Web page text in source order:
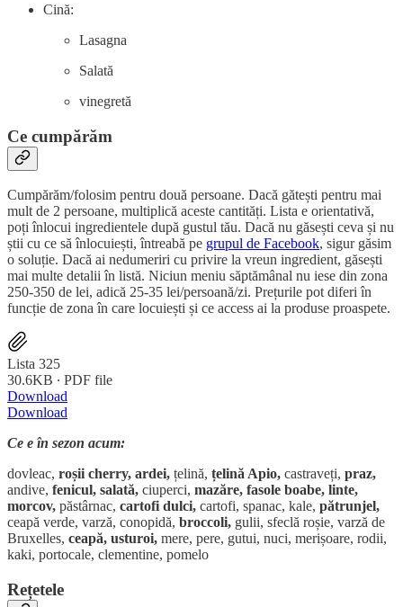
Cină:
Lasagna
Salată
vinegretă
Ce cumpărăm
Cumpărăm/folosim pentru două persoane. Dacă gătești pentru mai
mult de 2 persoane, multiplică aceste cantități. Lista e orientativă,
poți înlocui ingredientele după gustul tău. Dacă nu găsești ceva și nu
știi cu ce să înlocuiești, întreabă pe grupul de Facebook, sigur găsim
o soluție. Dacă ai nedumeriri cu privire la vreun ingredient, găsești
mai multe detalii în listă. Niciun meniu săptămânal nu iese din zona
250-350 de lei, adică 25-35 lei/persoană/zi. Prețurile pot diferi în
funcție de zona în care locuiești și ce access ai la produse proaspete.
Lista 325
30.6KB ∙ PDF file
Download
Download
Ce e în sezon acum:
dovleac, roșii cherry, ardei, țelină, țelină Apio, castraveți, praz,
andive, fenicul, salată, ciuperci, mazăre, fasole boabe, linte,
morcov, păstârnac, cartofi dulci, cartofi, spanac, kale, pătrunjel,
ceapă verde, varză, conopidă, broccoli, gulii, sfeclă roșie, varză de
Bruxelles, ceapă, usturoi, mere, pere, gutui, nuci, merișoare, rodii,
kaki, portocale, clementine, pomelo
Rețetele